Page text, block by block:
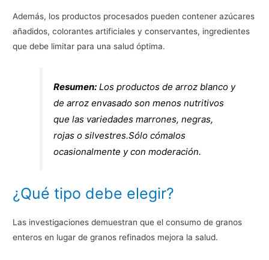
Además, los productos procesados pueden contener azúcares
añadidos, colorantes artificiales y conservantes, ingredientes
que debe limitar para una salud óptima.
Resumen: Los productos de arroz blanco y
de arroz envasado son menos nutritivos
que las variedades marrones, negras,
rojas o silvestres.Sólo cómalos
ocasionalmente y con moderación.
¿Qué tipo debe elegir?
Las investigaciones demuestran que el consumo de granos
enteros en lugar de granos refinados mejora la salud.